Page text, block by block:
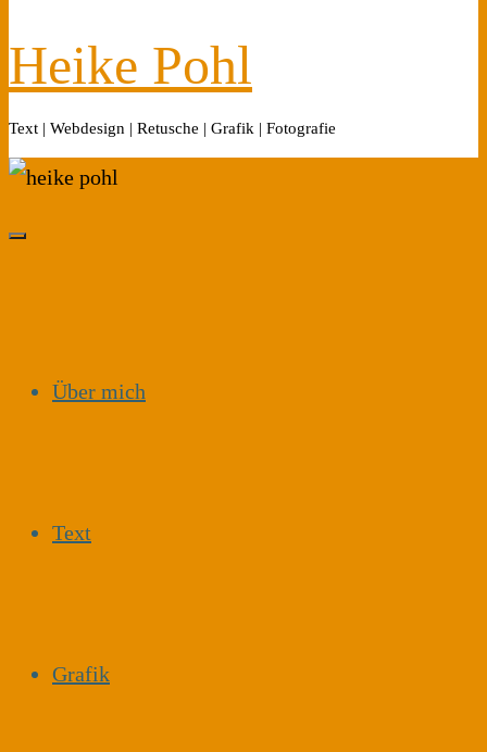
Heike Pohl
Text | Webdesign | Retusche | Grafik | Fotografie
Über mich
Text
Grafik